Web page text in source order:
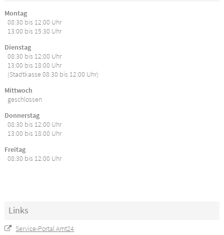
Montag
08:30 bis 12:00 Uhr
13:00 bis 15:30 Uhr
Dienstag
08:30 bis 12:00 Uhr
13:00 bis 18:00 Uhr
(Stadtkasse 08:30 bis 12:00 Uhr)
Mittwoch
geschlossen
Donnerstag
08:30 bis 12:00 Uhr
13:00 bis 18:00 Uhr
Freitag
08:30 bis 12:00 Uhr
Links
Service-Portal Amt24